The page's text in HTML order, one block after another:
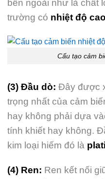
bên ngoài như là chất
trường có nhiệt độ
Cấu tạo cảm
(3) Đầu dò: Đây được
trọng nhất của cảm
hay không phải dựa
tính khiết hay không.
kim loại hiếm đó là
(4) Ren: Ren kết nối